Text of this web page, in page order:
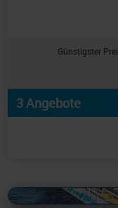
Günstigster
3 Angebote
Alles Bildmaterial von AIDAcruises